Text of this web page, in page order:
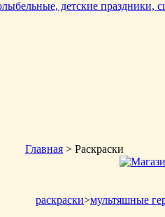
Главная > Раскраски
раскраски>мультяшные